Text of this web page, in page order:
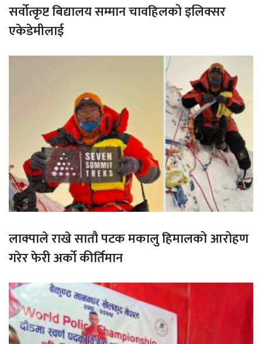
सर्वोत्कृष्ट बिद्यालय सम्मान चावहिलको इलिक्सर
एकेडेमीलाई
लाक्पाले राखे सातौ पटक मकालु हिमालको आरोहण
गरेर फेरी अर्को कीर्तिमान